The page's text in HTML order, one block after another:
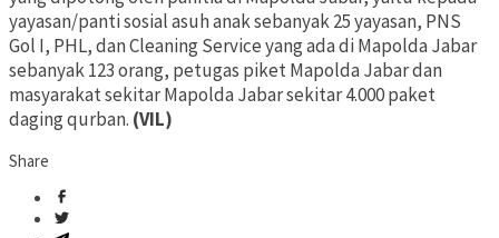
yayasan/panti sosial asuh anak sebanyak 25 yayasan, PNS
Gol I, PHL, dan Cleaning Service yang ada di Mapolda Jabar
sebanyak 123 orang, petugas piket Mapolda Jabar dan
masyarakat sekitar Mapolda Jabar sekitar 4.000 paket
daging qurban. (VIL)
Share